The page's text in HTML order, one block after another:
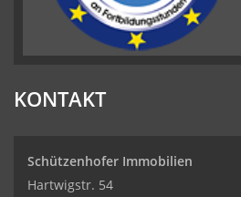
KONTAKT
Schützenhofer Immobilien
Hartwigstr. 54